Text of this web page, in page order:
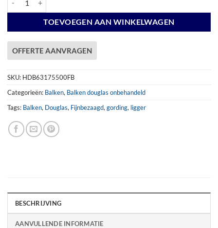
TOEVOEGEN AAN WINKELWAGEN
OFFERTE AANVRAGEN
SKU: HDB63175500FB
Categorieën: Balken, Balken douglas onbehandeld
Tags: Balken, Douglas, Fijnbezaagd, gording, ligger
BESCHRIJVING
AANVULLENDE INFORMATIE